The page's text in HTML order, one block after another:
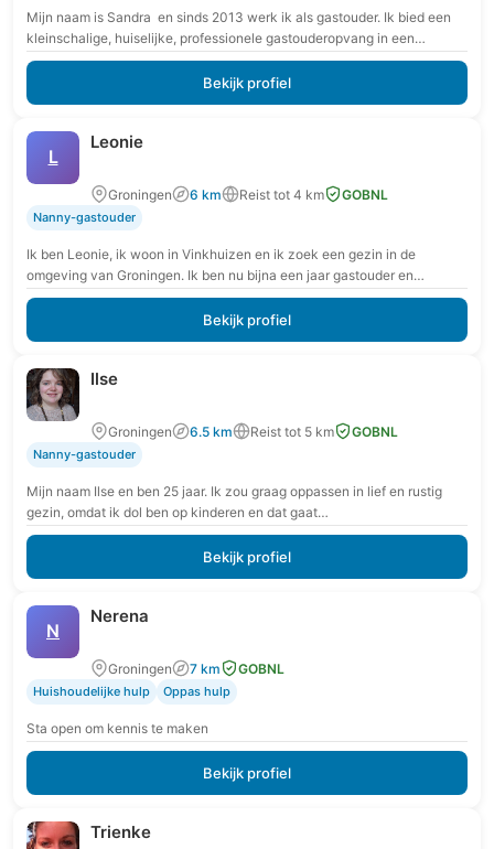
Mijn naam is Sandra en sinds 2013 werk ik als gastouder. Ik bied een
kleinschalige, huiselijke, professionele gastouderopvang in een
rookvrije en veilige omgeving. Verder…
Bekijk profiel
L
Leonie
Groningen 6 km Reist tot 4 km GOBNL
Nanny-gastouder
Ik ben Leonie, ik woon in Vinkhuizen en ik zoek een gezin in de
omgeving van Groningen. Ik ben nu bijna een jaar gastouder en…
Bekijk profiel
Ilse
Groningen 6.5 km Reist tot 5 km GOBNL
Nanny-gastouder
Mijn naam Ilse en ben 25 jaar. Ik zou graag oppassen in lief en rustig
gezin, omdat ik dol ben op kinderen en dat gaat…
Bekijk profiel
N
Nerena
Groningen 7 km GOBNL
Huishoudelijke hulp Oppas hulp
Sta open om kennis te maken
Bekijk profiel
Trienke